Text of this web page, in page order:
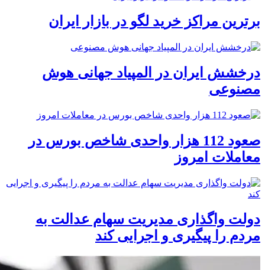
برترین مراکز خرید لگو در بازار ایران
درخشش ایران در المپیاد جهانی هوش
مصنوعی
صعود 112 هزار واحدی شاخص بورس در
معاملات امروز
دولت واگذاری مدیریت سهام عدالت به
مردم را پیگیری و اجرایی کند